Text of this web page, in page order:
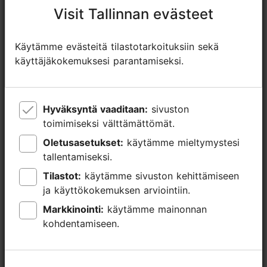
Lue lisää
Visit Tallinnan evästeet
Käytämme evästeitä tilastotarkoituksiin sekä
käyttäjäkokemuksesi parantamiseksi.
Hyväksyntä vaaditaan:
toimimiseksi välttämättömät.
Oletusasetukset:
tallentamiseksi.
Tilastot:
ja käyttökokemuksen arviointiin.
Markkinointi:
kohdentamiseen.
Visit Tallinnan evästeet
Käytämme evästeitä tilastotarkoituksiin sekä
käyttäjäkokemuksesi parantamiseksi.
Hyväksyntä vaaditaan:
toimimiseksi välttämättömät.
Oletusasetukset:
tallentamiseksi.
Tilastot:
ja käyttökokemuksen arviointiin.
Markkinointi:
kohdentamiseen.